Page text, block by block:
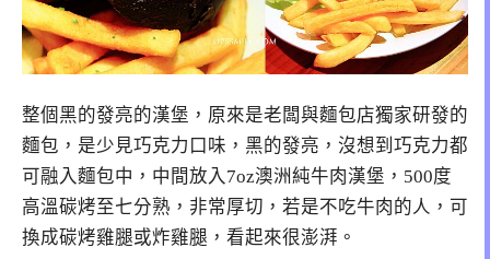
整個黑的發亮的漢堡，原來是老闆與麵包店獨家研發的
麵包，是少見巧克力口味，黑的發亮，沒想到巧克力都
可融入麵包中，中間放入7oz澳洲純牛肉漢堡，500度
高溫碳烤至七分熟，非常厚切，若是不吃牛肉的人，可
換成碳烤雞腿或炸雞腿，看起來很澎湃。